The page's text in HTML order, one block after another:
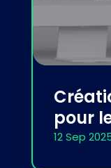
pour
12 Sep